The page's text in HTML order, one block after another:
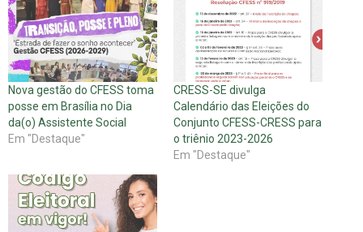
Nova gestão do CFESS toma
posse em Brasília no Dia
da(o) Assistente Social
Em "Destaque"
CRESS-SE divulga
Calendário das Eleições do
Conjunto CFESS-CRESS para
o triênio 2023-2026
Em "Destaque"